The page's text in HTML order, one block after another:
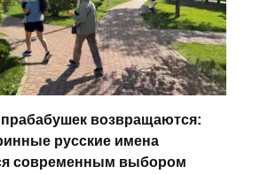
прабабушек возвращаются:
русские имена
современным выбором